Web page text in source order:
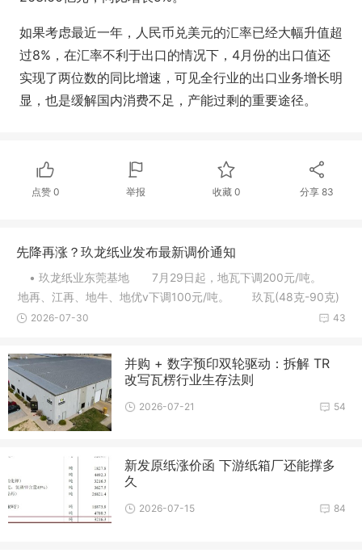
如果考虑最近一年，人民币兑美元的汇率已经大幅升值超
过8%，在汇率不利于出口的情况下，4月份的出口值还
实现了两位数的同比增速，可见全行业的出口业务增长明
显，也是缓解国内消费不足，产能过剩的重要途径。
点赞 0 举报 收藏 0 分享 83
先降再涨？玖龙纸业发布最新调价通知
• 玖龙纸业东莞基地 7月29日起，地瓦下调200元/吨。
地再、江再、地牛、地优v下调100元/吨。 玖瓦(48克-90克)
下调10
43
2026-07-30
并购 + 数字预印双轮驱动：拆解 TR
改写瓦楞行业生存法则
54
2026-07-21
新发原纸涨价函 下游纸箱厂还能撑多
久
84
2026-07-15